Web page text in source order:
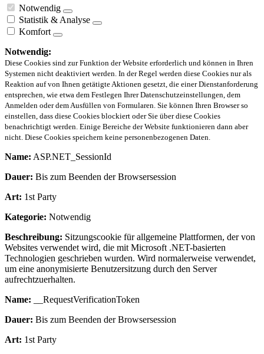
Notwendig
Statistik & Analyse
Komfort
Notwendig:
Diese Cookies sind zur Funktion der Website erforderlich und können in Ihren
Systemen nicht deaktiviert werden. In der Regel werden diese Cookies nur als
Reaktion auf von Ihnen getätigte Aktionen gesetzt, die einer Dienstanforderung
entsprechen, wie etwa dem Festlegen Ihrer Datenschutzeinstellungen, dem
Anmelden oder dem Ausfüllen von Formularen. Sie können Ihren Browser so
einstellen, dass diese Cookies blockiert oder Sie über diese Cookies
benachrichtigt werden. Einige Bereiche der Website funktionieren dann aber
nicht. Diese Cookies speichern keine personenbezogenen Daten.
Name: ASP.NET_SessionId
Dauer: Bis zum Beenden der Browsersession
Art: 1st Party
Kategorie: Notwendig
Beschreibung: Sitzungscookie für allgemeine Plattformen, der von
Websites verwendet wird, die mit Microsoft .NET-basierten
Technologien geschrieben wurden. Wird normalerweise verwendet,
um eine anonymisierte Benutzersitzung durch den Server
aufrechtzuerhalten.
Name: __RequestVerificationToken
Dauer: Bis zum Beenden der Browsersession
Art: 1st Party